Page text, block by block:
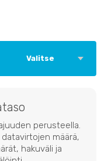
Valitse
perusteella.
määrä,
hakuväli ja